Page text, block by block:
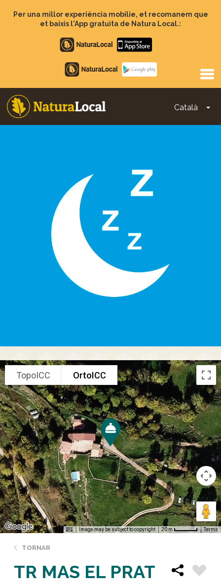
Per una millor experiència mobilie, et recomanem que
et baixis l'App gratuita de Natura Local.:
Apple
store
Google
Play
Català
Main
TopoICC OrtoICC
Image may be subject to copyright 20 m Terms
TORNAR
TR MAS EL PRAT